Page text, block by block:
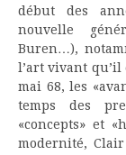
début des
nouvelle
Buren…),
l’art vivant qu’il
mai 68, les
temps des
«concepts» et
modernité,